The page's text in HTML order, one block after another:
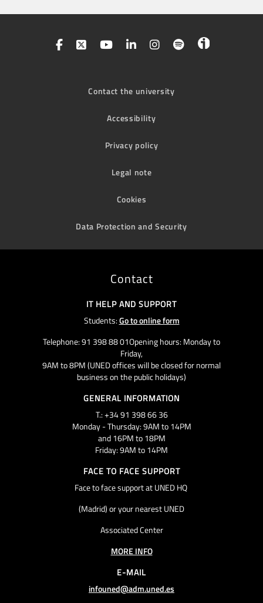
Contact the university
Accessibility
Privacy policy
Legal note
Cookies
Data Protection and Security
Contact
IT HELP AND SUPPORT
Students:Go to online form
Telephone: 91 398 88 01Opening hours: Monday to
Friday,
9AM to 8PM (UNED offices will be closed for normal
business on the public holidays)
GENERAL INFORMATION
T.: +34 91 398 66 36
Monday - Thursday: 9AM to 14PM
and 16PM to 18PM
Friday: 9AM to 14PM
FACE TO FACE SUPPORT
Face to face support at UNED HQ
(Madrid) or your nearest UNED
Associated Center
MORE INFO
E-MAIL
infouned@adm.uned.es